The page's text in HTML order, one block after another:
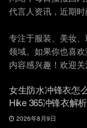
代言人资讯，近期时
专注于服装、美妆
领域。如果你也喜
内容感兴趣！欢迎关
女生防水冲锋衣怎
Hike 365冲锋衣解析
2026年8月9日